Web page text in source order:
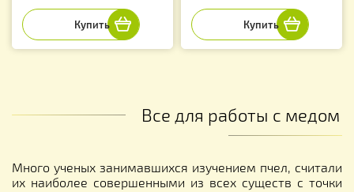
Все для работы с медом
Много ученых занимавшихся изучением пчел, считали
их наиболее совершенными из всех существ с точки